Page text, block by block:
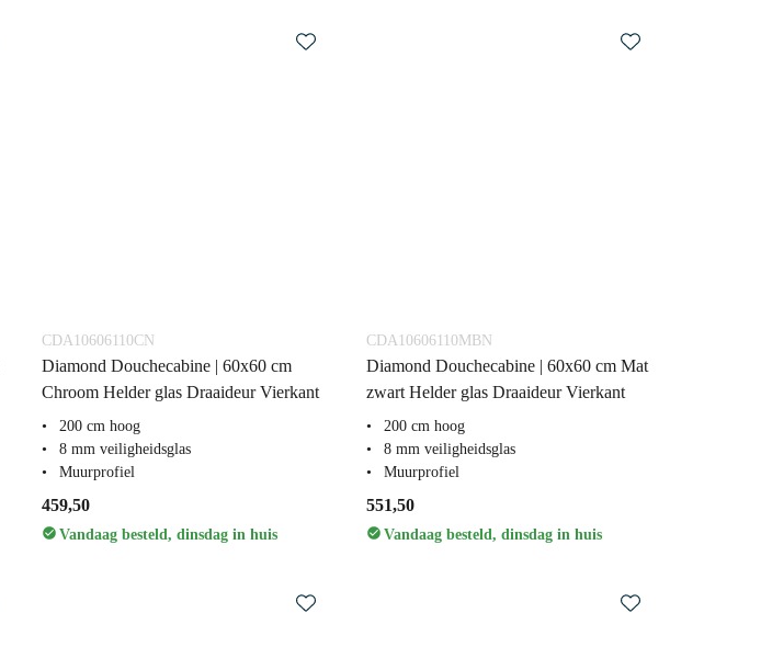
CDA10606110CN
Diamond Douchecabine | 60x60 cm
Chroom Helder glas Draaideur Vierkant
200 cm hoog
8 mm veiligheidsglas
Muurprofiel
459,50
Vandaag besteld, dinsdag in huis
CDA10606110MBN
Diamond Douchecabine | 60x60 cm Mat
zwart Helder glas Draaideur Vierkant
200 cm hoog
8 mm veiligheidsglas
Muurprofiel
551,50
Vandaag besteld, dinsdag in huis